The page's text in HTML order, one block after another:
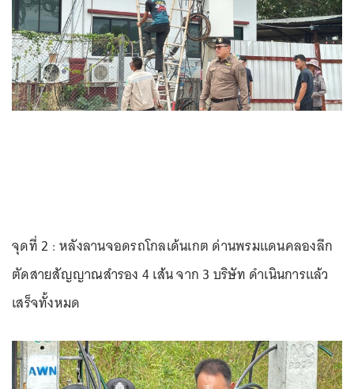
จุดที่ 2 : หลังลานจอดรถโกลเด้นเกต ด่านพรมแดนคลองลึก
ตัดสายสัญญาณสำรอง 4 เส้น จาก 3 บริษัท ดำเนินการแล้ว
เสร็จทั้งหมด